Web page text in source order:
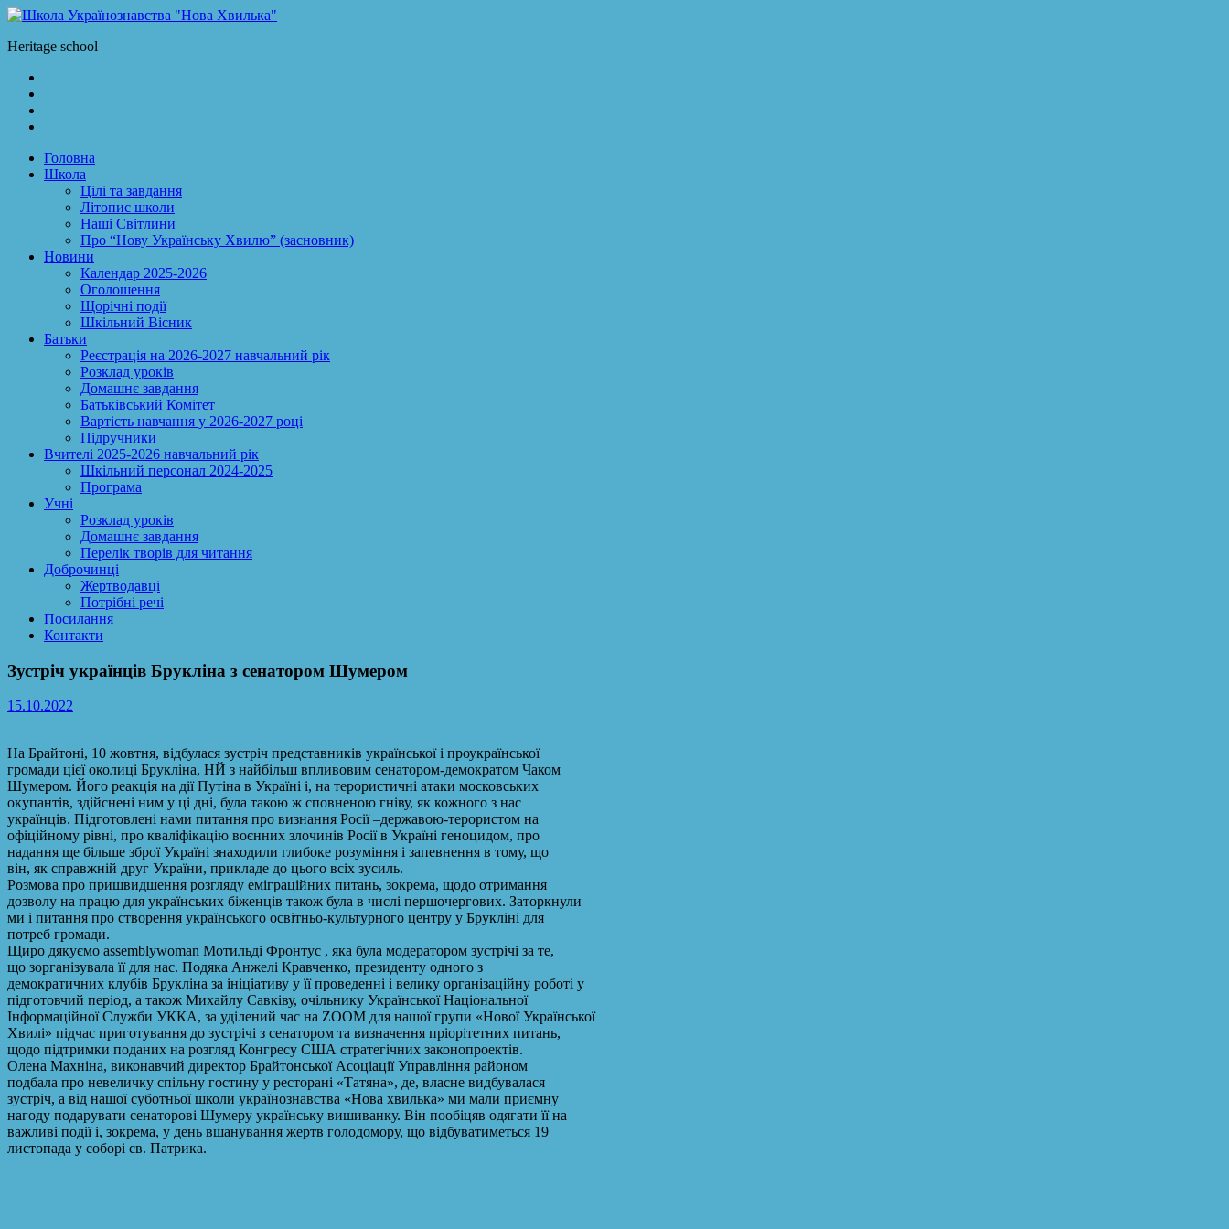
Skip
content
Школа Українознавства "Нова Хвилька"
Heritage school
Головна
Школа
Цілі та завдання
Літопис школи
Наші Світлини
Про “Нову Українську Хвилю” (засновник)
Новини
Календар 2025-2026
Оголошення
Щорічні події
Шкільний Вісник
Батьки
Реєстрація на 2026-2027 навчальний рік
Розклад уроків
Домашнє завдання
Батьківський Комітет
Вартість навчання у 2026-2027 році
Підручники
Вчителі 2025-2026 навчальний рік
Шкільний персонал 2024-2025
Програма
Учні
Розклад уроків
Домашнє завдання
Перелік творів для читання
Доброчинці
Жертводавці
Потрібні речі
Посилання
Контакти
Зустріч українців Брукліна з сенатором Шумером
15.10.2022
На Брайтоні, 10 жовтня, відбулася зустріч представників української і проукраїнської
громади цієї околиці Брукліна, НЙ з найбільш впливовим сенатором-демократом Чаком
Шумером. Його реакція на дії Путіна в Україні і, на терористичні атаки московських
окупантів, здійснені ним у ці дні, була такою ж сповненою гніву, як кожного з нас
українців. Підготовлені нами питання про визнання Росії –державою-терористом на
офіційному рівні, про кваліфікацію воєнних злочинів Росії в Україні геноцидом, про
надання ще більше зброї Україні знаходили глибоке розуміння і запевнення в тому, що
він, як справжній друг України, прикладе до цього всіх зусиль.
Розмова про пришвидшення розгляду еміграційних питань, зокрема, щодо отримання
дозволу на працю для українських біженців також була в числі першочергових. Заторкнули
ми і питання про створення українського освітньо-культурного центру у Брукліні для
потреб громади.
Щиро дякуємо assemblywoman Мотильді Фронтус , яка була модератором зустрічі за те,
що зорганізувала її для нас. Подяка Анжелі Кравченко, президенту одного з
демократичних клубів Брукліна за ініціативу у її проведенні і велику організаційну роботі у
підготовчий період, а також Михайлу Савківу, очільнику Української Національної
Інформаційної Служби УККА, за уділений час на ZOOM для нашої групи «Нової Української
Хвилі» підчас приготування до зустрічі з сенатором та визначення пріорітетних питань,
щодо підтримки поданих на розгляд Конгресу США стратегічних законопроектів.
Олена Махніна, виконавчий директор Брайтонської Асоціації Управління районом
подбала про невеличку спільну гостину у ресторані «Татяна», де, власне видбувалася
зустріч, а від нашої суботньої школи українознавства «Нова хвилька» ми мали приємну
нагоду подарувати сенаторові Шумеру українську вишиванку. Він пообіцяв одягати її на
важливі події і, зокрема, у день вшанування жертв голодомору, що відбуватиметься 19
листопада у соборі св. Патрика.